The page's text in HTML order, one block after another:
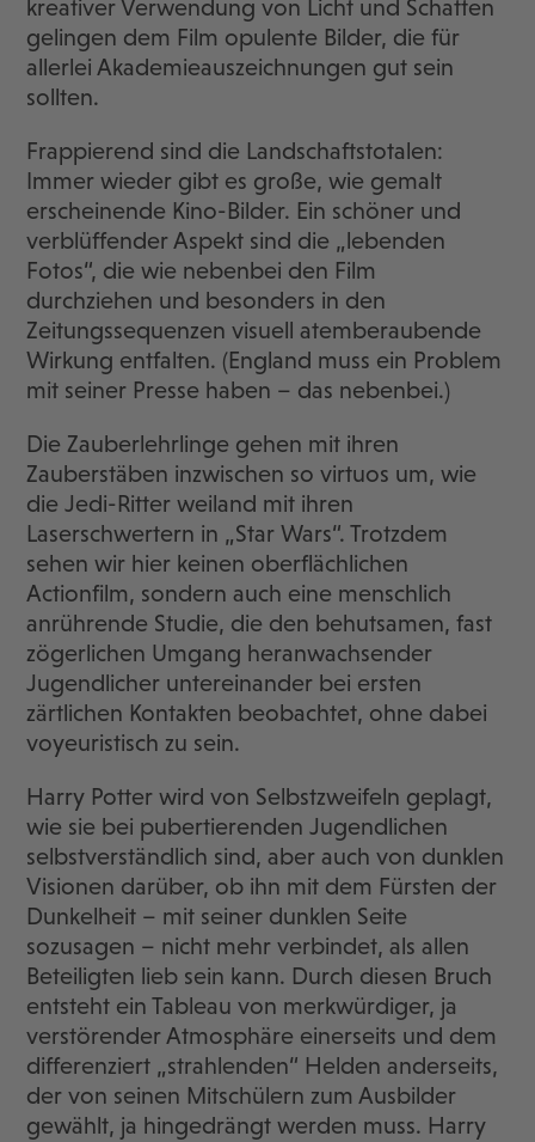
kreativer Verwendung von Licht und Schatten
gelingen dem Film opulente Bilder, die für
allerlei Akademieauszeichnungen gut sein
sollten.
Frappierend sind die Landschaftstotalen:
Immer wieder gibt es große, wie gemalt
erscheinende Kino-Bilder. Ein schöner und
verblüffender Aspekt sind die „lebenden
Fotos“, die wie nebenbei den Film
durchziehen und besonders in den
Zeitungssequenzen visuell atemberaubende
Wirkung entfalten. (England muss ein Problem
mit seiner Presse haben – das nebenbei.)
Die Zauberlehrlinge gehen mit ihren
Zauberstäben inzwischen so virtuos um, wie
die Jedi-Ritter weiland mit ihren
Laserschwertern in „Star Wars“. Trotzdem
sehen wir hier keinen oberflächlichen
Actionfilm, sondern auch eine menschlich
anrührende Studie, die den behutsamen, fast
zögerlichen Umgang heranwachsender
Jugendlicher untereinander bei ersten
zärtlichen Kontakten beobachtet, ohne dabei
voyeuristisch zu sein.
Harry Potter wird von Selbstzweifeln geplagt,
wie sie bei pubertierenden Jugendlichen
selbstverständlich sind, aber auch von dunklen
Visionen darüber, ob ihn mit dem Fürsten der
Dunkelheit – mit seiner dunklen Seite
sozusagen – nicht mehr verbindet, als allen
Beteiligten lieb sein kann. Durch diesen Bruch
entsteht ein Tableau von merkwürdiger, ja
verstörender Atmosphäre einerseits und dem
differenziert „strahlenden“ Helden anderseits,
der von seinen Mitschülern zum Ausbilder
gewählt, ja hingedrängt werden muss. Harry